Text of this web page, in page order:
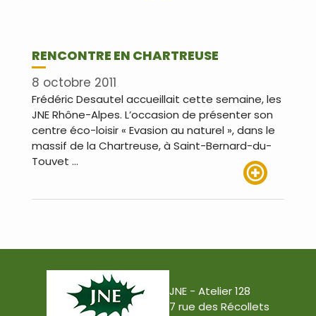
RENCONTRE EN CHARTREUSE
8 octobre 2011
Frédéric Desautel accueillait cette semaine, les
JNE Rhône-Alpes. L’occasion de présenter son
centre éco-loisir « Evasion au naturel », dans le
massif de la Chartreuse, à Saint-Bernard-du-
Touvet …
JNE - Atelier 128
7 rue des Récollets